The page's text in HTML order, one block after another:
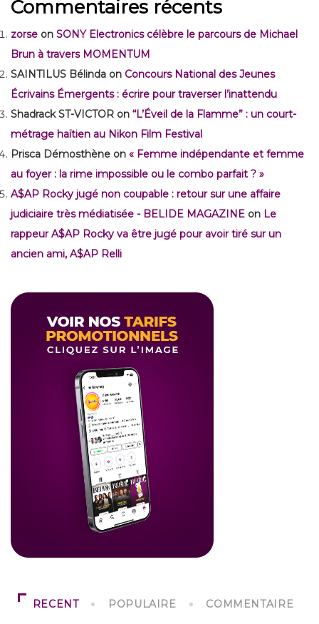
Commentaires récents
zorse on SONY Electronics célèbre le parcours de Michael
Brun à travers MOMENTUM
SAINTILUS Bélinda on Concours National des Jeunes
Écrivains Émergents : écrire pour traverser l’inattendu
Shadrack ST-VICTOR on “L’Éveil de la Flamme” : un court-
métrage haïtien au Nikon Film Festival
Prisca Démosthène on « Femme indépendante et femme
au foyer : la rime impossible ou le combo parfait ? »
A$AP Rocky jugé non coupable : retour sur une affaire
judiciaire très médiatisée - BELIDE MAGAZINE on Le
rappeur A$AP Rocky va être jugé pour avoir tiré sur un
ancien ami, A$AP Relli
RECENT POPULAIRE COMMENTAIRE